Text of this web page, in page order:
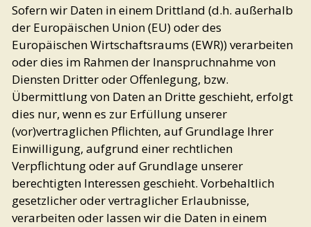
Sofern wir Daten in einem Drittland (d.h. außerhalb
der Europäischen Union (EU) oder des
Europäischen Wirtschaftsraums (EWR)) verarbeiten
oder dies im Rahmen der Inanspruchnahme von
Diensten Dritter oder Offenlegung, bzw.
Übermittlung von Daten an Dritte geschieht, erfolgt
dies nur, wenn es zur Erfüllung unserer
(vor)vertraglichen Pflichten, auf Grundlage Ihrer
Einwilligung, aufgrund einer rechtlichen
Verpflichtung oder auf Grundlage unserer
berechtigten Interessen geschieht. Vorbehaltlich
gesetzlicher oder vertraglicher Erlaubnisse,
verarbeiten oder lassen wir die Daten in einem